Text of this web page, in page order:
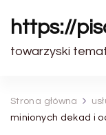
https://
towarzyski
Strona główna
minionych dekad i